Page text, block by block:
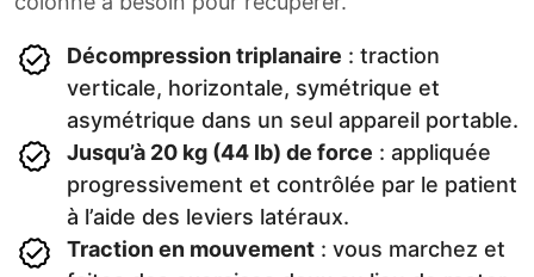
Décompression triplanaire : traction
verticale, horizontale, symétrique et
asymétrique dans un seul appareil portable.
Jusqu’à 20 kg (44 lb) de force : appliquée
progressivement et contrôlée par le patient
à l’aide des leviers latéraux.
Traction en mouvement : vous marchez et